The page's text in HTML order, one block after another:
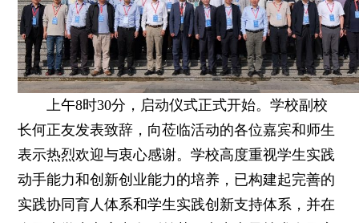
上午8时30分，启动仪式正式开始。学校副校
长何正友发表致辞，向莅临活动的各位嘉宾和师生
表示热烈欢迎与衷心感谢。学校高度重视学生实践
动手能力和创新创业能力的培养，已构建起完善的
实践协同育人体系和学生实践创新支持体系，并在